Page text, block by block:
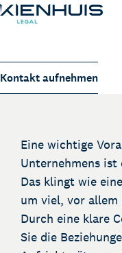
Unsere
Unser Team
Arbeiten bei
Kontakt
Corporate
Kontakt aufnehmen
Eine wichtige
Unternehmens ist
Das klingt wie
um viel, vor allem
Durch eine klare
Sie die